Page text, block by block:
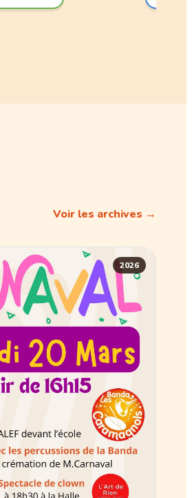
Voir les archives →
2026